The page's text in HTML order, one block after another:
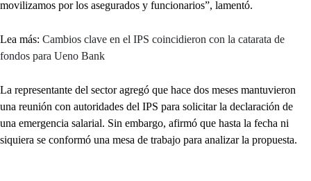
movilizamos por los asegurados y funcionarios”, lamentó.
Lea más: Cambios clave en el IPS coincidieron con la catarata de
fondos para Ueno Bank
La representante del sector agregó que hace dos meses mantuvieron
una reunión con autoridades del IPS para solicitar la declaración de
una emergencia salarial. Sin embargo, afirmó que hasta la fecha ni
siquiera se conformó una mesa de trabajo para analizar la propuesta.